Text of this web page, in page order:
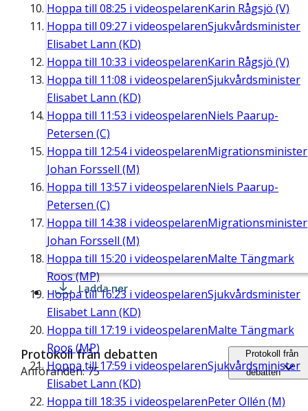
Hoppa till 08:25 i videospelarenKarin Rågsjö (V)
Hoppa till 09:27 i videospelarenSjukvårdsminister
Elisabet Lann (KD)
Hoppa till 10:33 i videospelarenKarin Rågsjö (V)
Hoppa till 11:08 i videospelarenSjukvårdsminister
Elisabet Lann (KD)
Hoppa till 11:53 i videospelarenNiels Paarup-
Petersen (C)
Hoppa till 12:54i videospelarenMigrationsminister
Johan Forssell (M)
Hoppa till 13:57 i videospelarenNiels Paarup-
Petersen (C)
Hoppa till 14:38 i videospelarenMigrationsminister
Johan Forssell (M)
Hoppa till 15:20 i videospelarenMalte Tängmark
Roos (MP)
Hoppa till16:23 i videospelarenSjukvårdsminister
Elisabet Lann (KD)
Hoppa till 17:19 i videospelarenMalte Tängmark
Roos (MP)
Hoppa till17:59 i videospelarenSjukvårdsminister
Elisabet Lann (KD)
Hoppa till 18:35 i videospelarenPeter Ollén (M)
Ladda ner
Protokoll från debatten
Anföranden: 75
Protokoll från
debatten